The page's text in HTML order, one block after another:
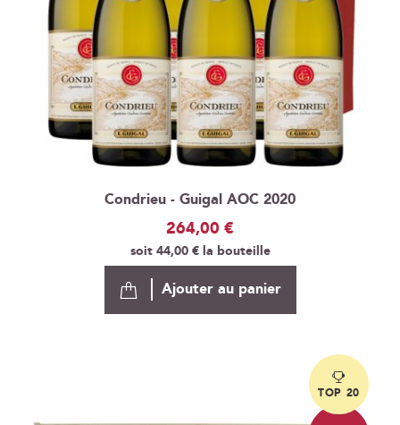
Condrieu - Guigal AOC 2020
264,00 €
soit44,00 €la bouteille
Ajouter au panier
TOP 20